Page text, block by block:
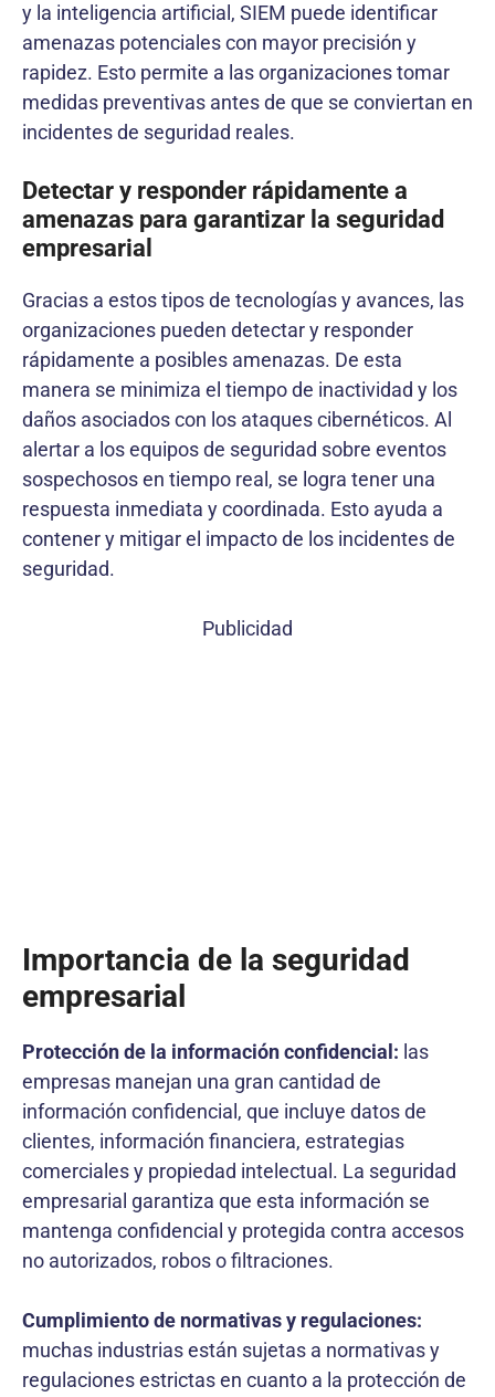
y la inteligencia artificial, SIEM puede identificar
amenazas potenciales con mayor precisión y
rapidez. Esto permite a las organizaciones tomar
medidas preventivas antes de que se conviertan en
incidentes de seguridad reales.
Detectar y responder rápidamente a
amenazas para garantizar la seguridad
empresarial
Gracias a estos tipos de tecnologías y avances, las
organizaciones pueden detectar y responder
rápidamente a posibles amenazas. De esta
manera se minimiza el tiempo de inactividad y los
daños asociados con los ataques cibernéticos. Al
alertar a los equipos de seguridad sobre eventos
sospechosos en tiempo real, se logra tener una
respuesta inmediata y coordinada. Esto ayuda a
contener y mitigar el impacto de los incidentes de
seguridad.
Publicidad
Importancia de la seguridad
empresarial
Protección de la información confidencial: las
empresas manejan una gran cantidad de
información confidencial, que incluye datos de
clientes, información financiera, estrategias
comerciales y propiedad intelectual. La seguridad
empresarial garantiza que esta información se
mantenga confidencial y protegida contra accesos
no autorizados, robos o filtraciones.
Cumplimiento de normativas y regulaciones:
muchas industrias están sujetas a normativas y
regulaciones estrictas en cuanto a la protección de